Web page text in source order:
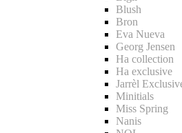
Blush
Bron
Eva Nueva
Georg Jensen
Ha collection
Ha exclusive
Jarrèl
Minitials
Miss Spring
Nanis